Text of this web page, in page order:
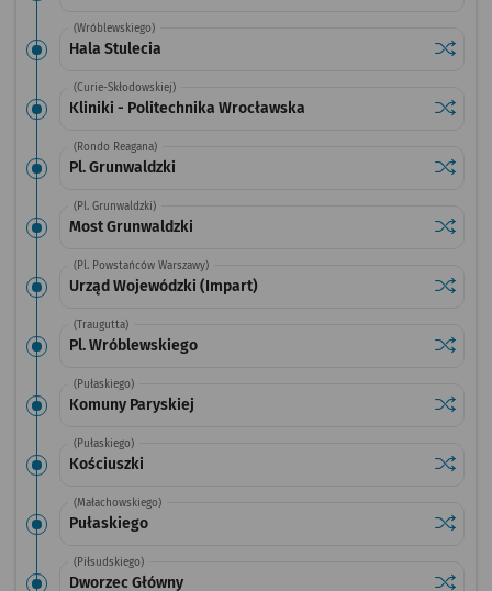
(Wróblewskiego)
Hala Stulecia
(Curie-Skłodowskiej)
Kliniki - Politechnika Wrocławska
(Rondo Reagana)
Pl. Grunwaldzki
(Pl. Grunwaldzki)
Most Grunwaldzki
(Pl. Powstańców Warszawy)
Urząd Wojewódzki (Impart)
(Traugutta)
Pl. Wróblewskiego
(Pułaskiego)
Komuny Paryskiej
(Pułaskiego)
Kościuszki
(Małachowskiego)
Pułaskiego
(Piłsudskiego)
Dworzec Główny